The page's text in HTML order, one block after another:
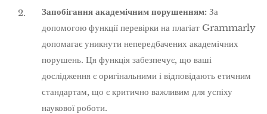
Запобігання академічним порушенням: За
допомогою функції перевірки на плагіат Grammarly
допомагає уникнути непередбачених академічних
порушень. Ця функція забезпечує, що ваші
дослідження є оригінальними і відповідають етичним
стандартам, що є критично важливим для успіху
наукової роботи.